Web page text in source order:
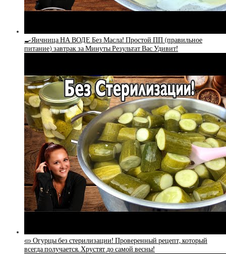
🍳Яичница НА ВОДЕ Без Масла! Простой ПП (правильное
питание) завтрак за Минуты Результат Вас Удивит!
🥒 Огурцы без стерилизации! Проверенный рецепт, который
всегда получается. Хрустят до самой весны!